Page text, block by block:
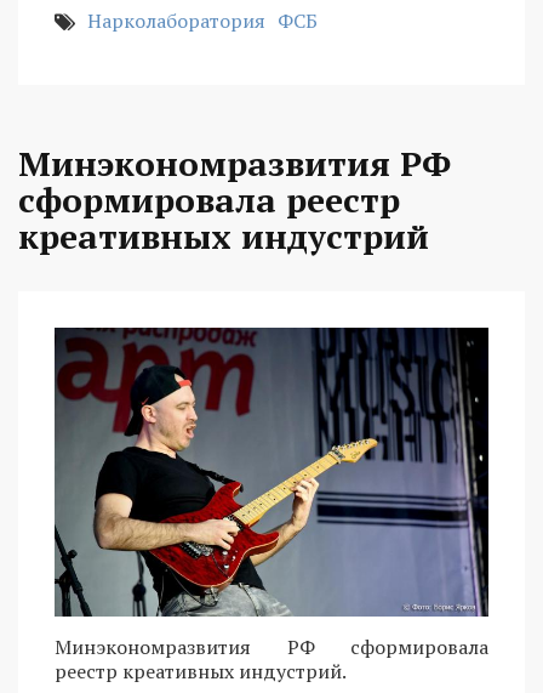
Нарколаборатория ФСБ
Минэкономразвития РФ
сформировала реестр
креативных индустрий
Минэкономразвития РФ сформировала
реестр креативных индустрий.